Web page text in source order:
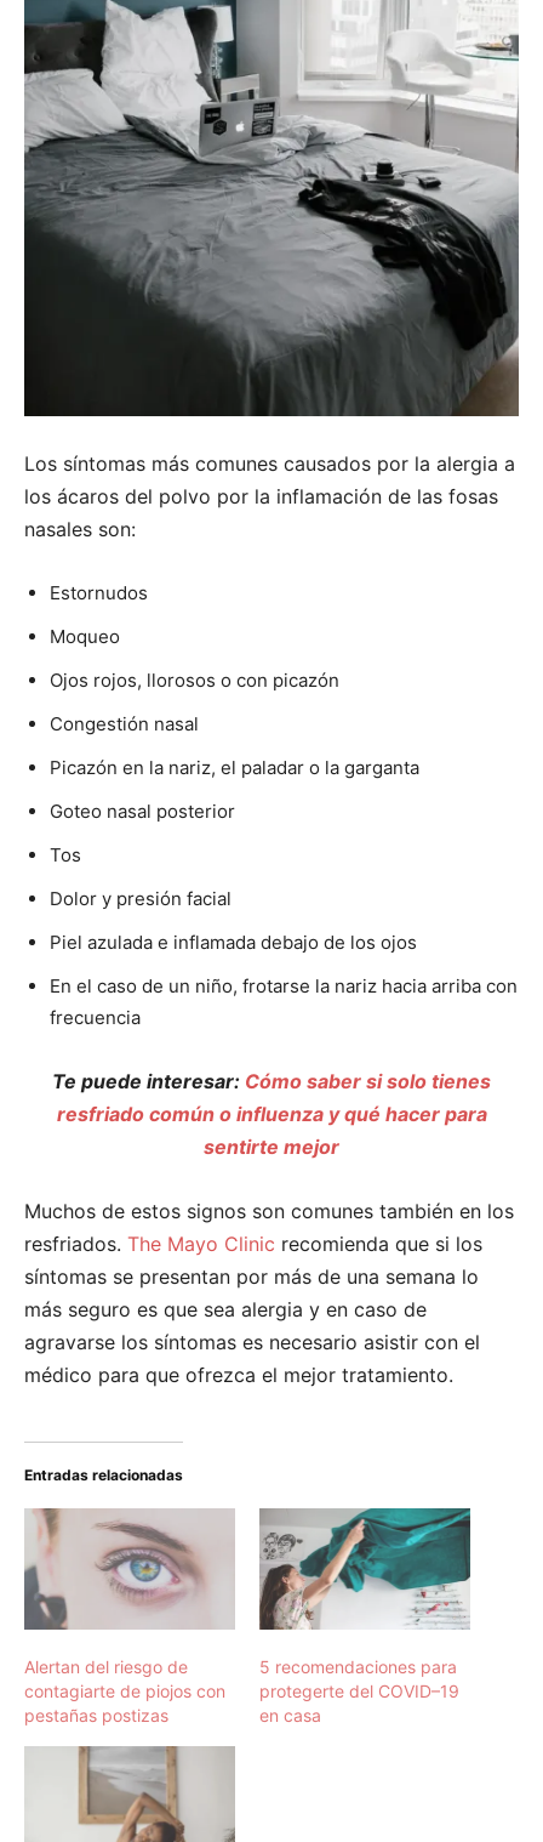
Los síntomas más comunes causados por la alergia a
los ácaros del polvo por la inflamación de las fosas
nasales son:
Estornudos
Moqueo
Ojos rojos, llorosos o con picazón
Congestión nasal
Picazón en la nariz, el paladar o la garganta
Goteo nasal posterior
Tos
Dolor y presión facial
Piel azulada e inflamada debajo de los ojos
En el caso de un niño, frotarse la nariz hacia arriba con
frecuencia
Te puede interesar: Cómo saber si solo tienes
resfriado común o influenza y qué hacer para
sentirte mejor
Muchos de estos signos son comunes también en los
resfriados. The Mayo Clinic recomienda que si los
síntomas se presentan por más de una semana lo
más seguro es que sea alergia y en caso de
agravarse los síntomas es necesario asistir con el
médico para que ofrezca el mejor tratamiento.
Entradas relacionadas
Alertan del riesgo de
contagiarte de piojos con
pestañas postizas
5 recomendaciones para
protegerte del COVID–19
en casa